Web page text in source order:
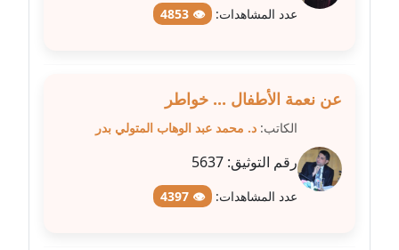
مدونة عاصم عرابي
مدونة عبد الحميد ابراهيم
مدونة عبد الرحمن محمد
عدد المشاهدات: 👁 4853
عن نعمة الأطفال ... خواطر
الكاتب: د. محمد عبد الوهاب المتولي بدر
رقم التوثيق: 5637
عدد المشاهدات: 👁 4397